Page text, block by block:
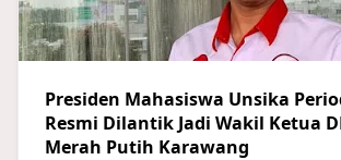
Presiden Mahasiswa Unsika
Resmi Dilantik Jadi Wakil Ketua
Merah Putih Karawang